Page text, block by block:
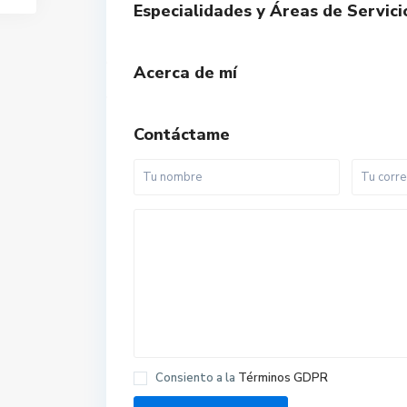
Especialidades y Áreas de
Acerca de mí
Contáctame
Consiento a la Términos GDPR